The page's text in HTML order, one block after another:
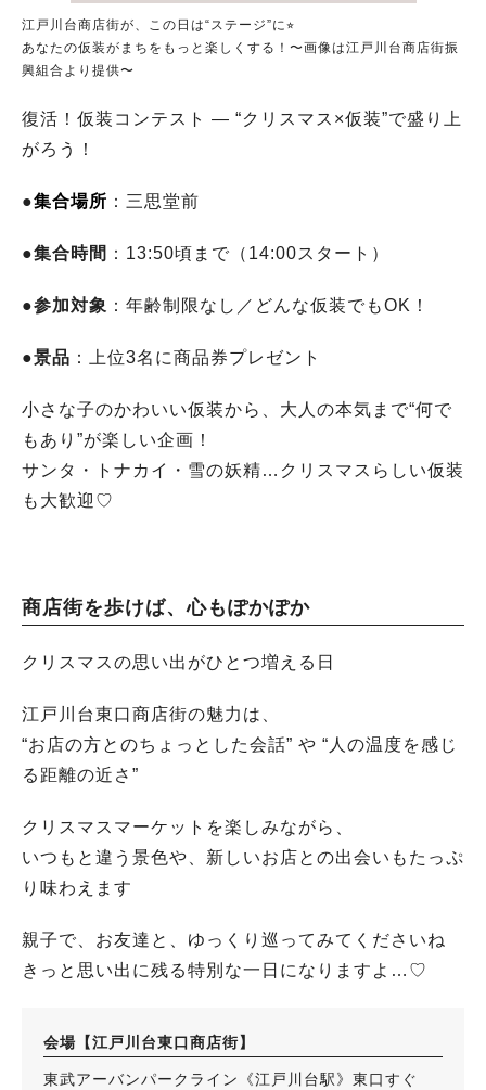
江戸川台商店街が、この日は“ステージ”に⭐︎
あなたの仮装がまちをもっと楽しくする！〜画像は江戸川台商店街振
興組合より提供〜
復活！仮装コンテスト — “クリスマス×仮装”で盛り上
がろう！
●集合場所 ：三思堂前
●集合時間 ：13:50頃まで（14:00スタート）
●参加対象 ：年齢制限なし／どんな仮装でもOK！
●景品 ：上位3名に商品券プレゼント
小さな子のかわいい仮装から、大人の本気まで“何で
もあり”が楽しい企画！
サンタ・トナカイ・雪の妖精…クリスマスらしい仮装
も大歓迎♡
商店街を歩けば、心もぽかぽか
クリスマスの思い出がひとつ増える日
江戸川台東口商店街の魅力は、
“お店の方とのちょっとした会話” や “人の温度を感じ
る距離の近さ”
クリスマスマーケットを楽しみながら、
いつもと違う景色や、新しいお店との出会いもたっぷ
り味わえます
親子で、お友達と、ゆっくり巡ってみてくださいね
きっと思い出に残る特別な一日になりますよ…♡
会場【江戸川台東口商店街】
東武アーバンパークライン《江戸川台駅》東口すぐ